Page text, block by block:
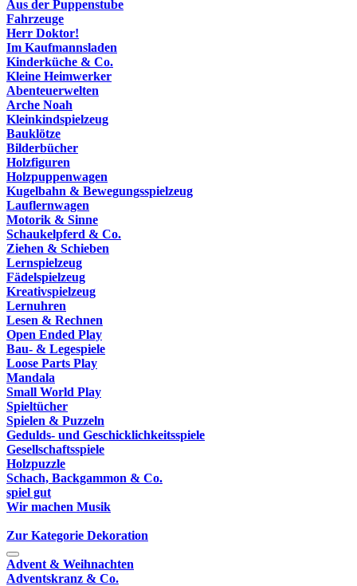
Aus der Puppenstube
Fahrzeuge
Herr Doktor!
Im Kaufmannsladen
Kinderküche & Co.
Kleine Heimwerker
Abenteuerwelten
Arche Noah
Kleinkindspielzeug
Bauklötze
Bilderbücher
Holzfiguren
Holzpuppenwagen
Kugelbahn & Bewegungsspielzeug
Lauflernwagen
Motorik & Sinne
Schaukelpferd & Co.
Ziehen & Schieben
Lernspielzeug
Fädelspielzeug
Kreativspielzeug
Lernuhren
Lesen & Rechnen
Open Ended Play
Bau- & Legespiele
Loose Parts Play
Mandala
Small World Play
Spieltücher
Spielen & Puzzeln
Gedulds- und Geschicklichkeitsspiele
Gesellschaftsspiele
Holzpuzzle
Schach, Backgammon & Co.
spiel gut
Wir machen Musik
Zur Kategorie Dekoration
Advent & Weihnachten
Adventskranz & Co.